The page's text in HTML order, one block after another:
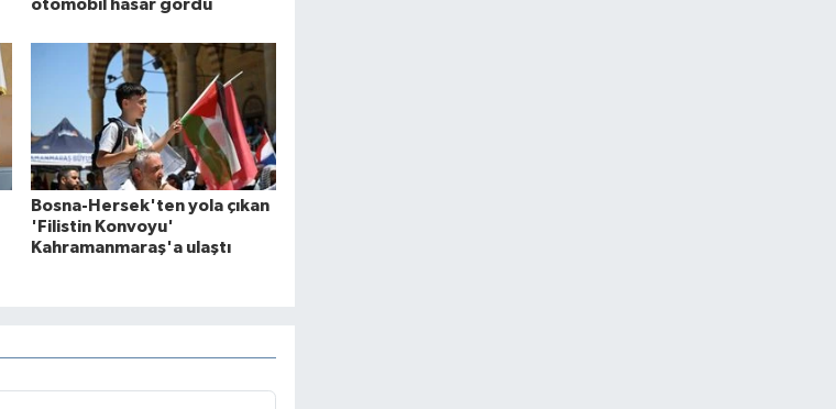
otomobil hasar gördü
Bosna-Hersek'ten yola çıkan
'Filistin Konvoyu'
Kahramanmaraş'a ulaştı